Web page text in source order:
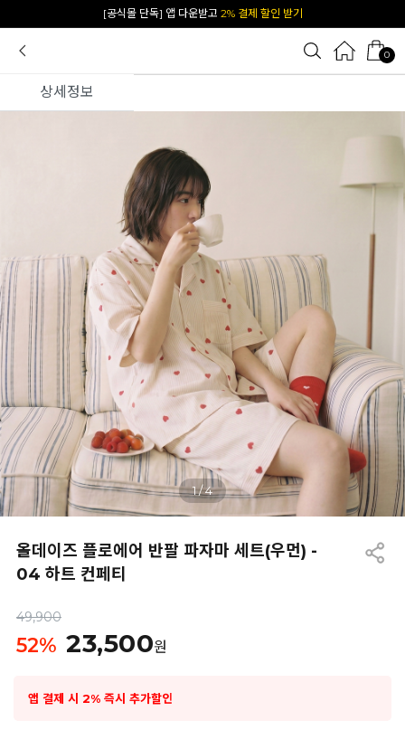
카카오 플친 추가하면1천원 즉시 할인 쿠폰
0
상세정보
1/4
올데이즈 플로에어 반팔 파자마 세트(우먼) -
04 하트 컨페티
49,900
52% 23,500원
앱 결제 시 2% 즉시 추가할인